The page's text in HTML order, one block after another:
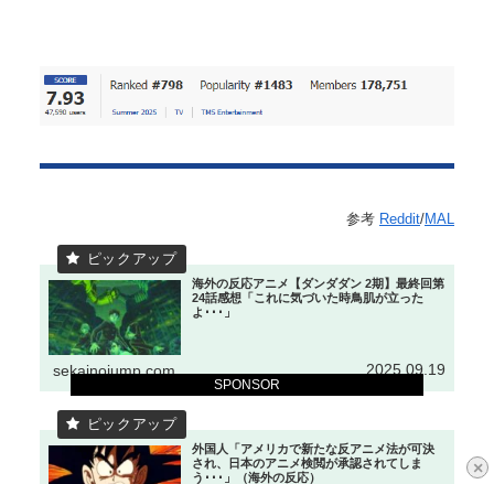
×
SPONSOR
参考 Reddit/MAL
海外の反応アニメ【ダンダダン 2期】最終回第
24話感想「これに気づいた時鳥肌が立った
よ･･･」
sekainojump.com 2025.09.19
外国人「アメリカで新たな反アニメ法が可決
され、日本のアニメ検閲が承認されてしま
う･･･」（海外の反応）